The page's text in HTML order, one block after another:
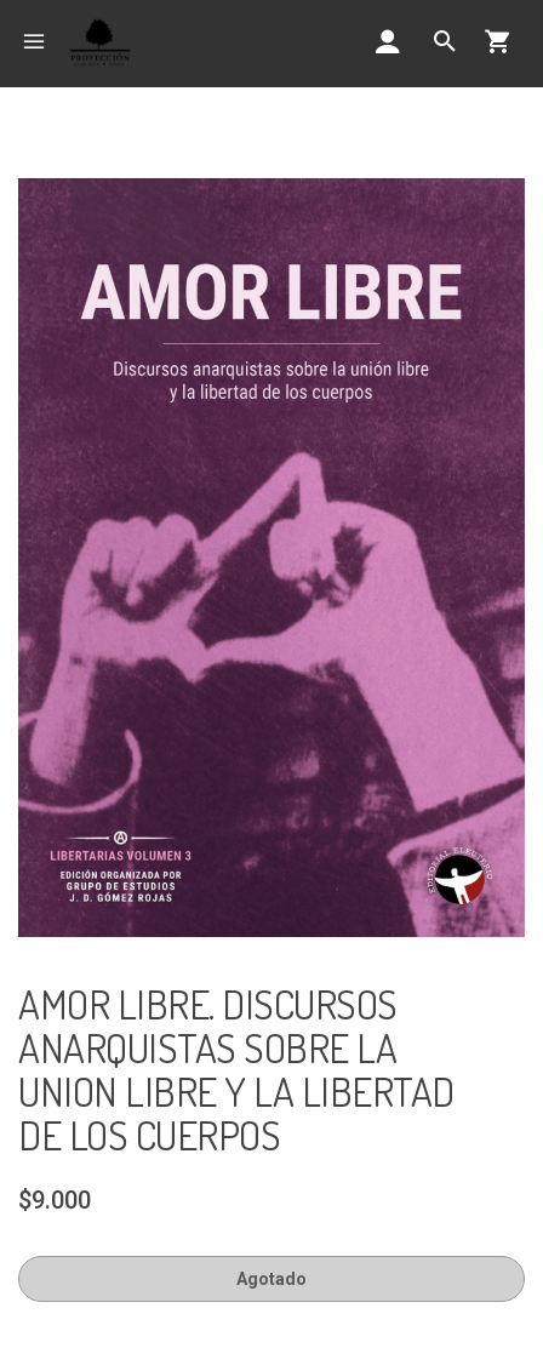
AMOR LIBRE. DISCURSOS
ANARQUISTAS SOBRE LA
UNION LIBRE Y LA LIBERTAD
DE LOS CUERPOS
$9.000
Agotado